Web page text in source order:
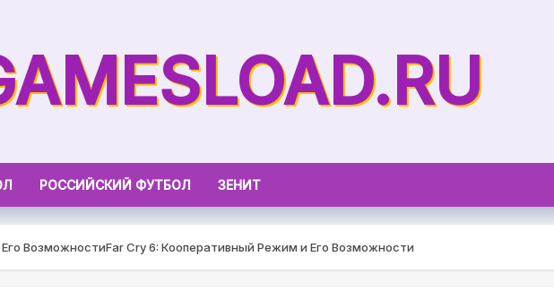
РОССИЙСКИЙ ФУТБОЛ ЗЕНИТ
ВозможностиFar Cry 6: Кооперативный Режим и Его Возможности